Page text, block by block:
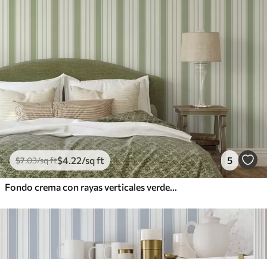
$7.03/sq ft$4.22/sq ft 5
Fondo crema con rayas verticales verdes uniformes